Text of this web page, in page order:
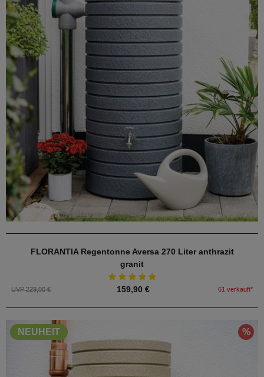
FLORANTIA Regentonne Aversa 270 Liter anthrazit
granit
UVP 229,00 € 159,90 € 61 verkauft*
NEUHEIT %